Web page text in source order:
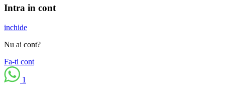
Intra in cont
inchide
Nu ai cont?
Fa-ti cont
1